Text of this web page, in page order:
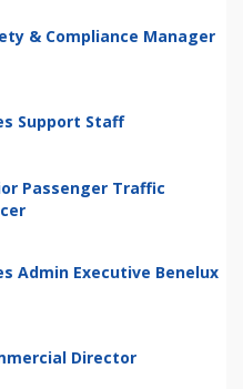
& Compliance Manager
Support Staff
Passenger Traffic
Admin Executive Benelux
Director